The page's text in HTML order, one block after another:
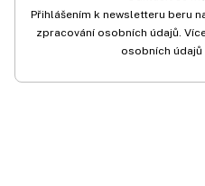
Přihlášením k newsletteru beru
zpracování osobních údajů.
osobních